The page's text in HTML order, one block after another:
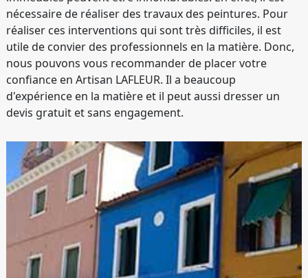
nécessaire de réaliser des travaux des peintures. Pour
réaliser ces interventions qui sont très difficiles, il est
utile de convier des professionnels en la matière. Donc,
nous pouvons vous recommander de placer votre
confiance en Artisan LAFLEUR. Il a beaucoup
d'expérience en la matière et il peut aussi dresser un
devis gratuit et sans engagement.